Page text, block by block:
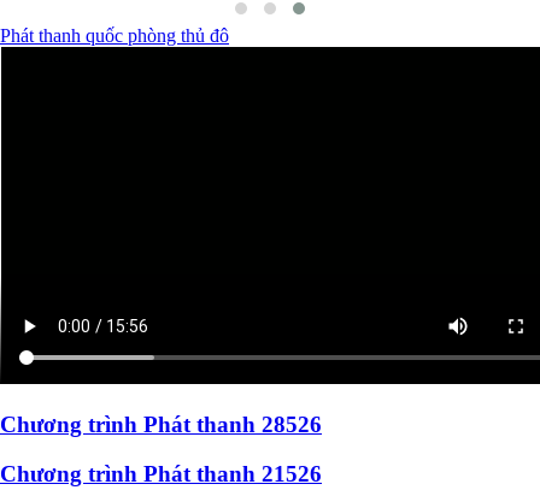
Phát thanh quốc phòng thủ đô
Chương trình Phát thanh 28526
Chương trình Phát thanh 21526